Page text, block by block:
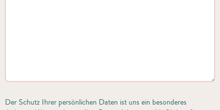
Der Schutz Ihrer persönlichen Daten ist uns ein besonderes